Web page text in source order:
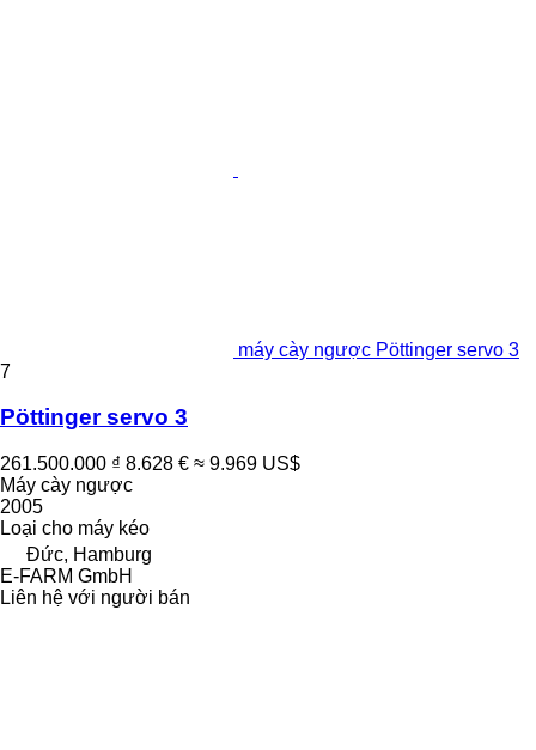
máy cày ngược Pöttinger servo 3
7
Pöttinger servo 3
261.500.000 ₫ 8.628 € ≈ 9.969 US$
Máy cày ngược
2005
Loại cho máy kéo
Đức, Hamburg
E-FARM GmbH
Liên hệ với người bán